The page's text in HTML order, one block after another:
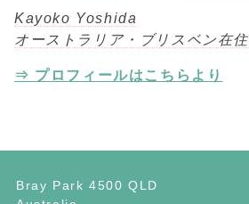
Kayoko Yoshida
オーストラリア・ブリスベン在住
⇒ プロフィールはこちらより
Bray Park 4500 QLD